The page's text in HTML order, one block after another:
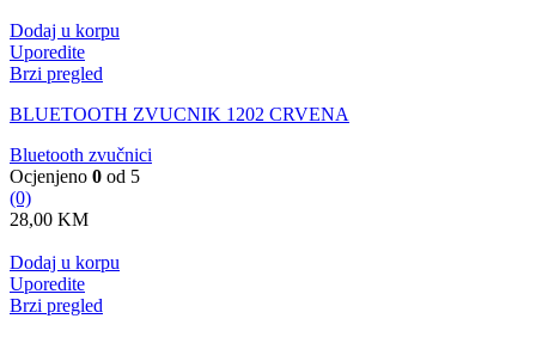
Dodaj u korpu
Uporedite
Brzi pregled
BLUETOOTH ZVUCNIK 1202 CRVENA
Bluetooth zvučnici
Ocjenjeno 0 od 5
(0)
28,00 KM
Dodaj u korpu
Uporedite
Brzi pregled